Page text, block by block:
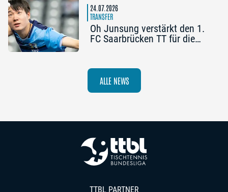
Königshofen): „Es kann viel
passieren“
24.07.2026
TRANSFER
Oh Junsung verstärkt den 1.
FC Saarbrücken TT für die
ALLE NEWS
TTBL PARTNER